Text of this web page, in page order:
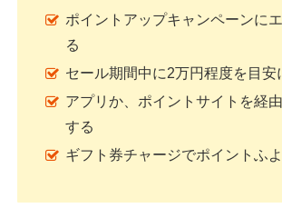
ポイントアップキャンペーンに
る
セール期間中に2万円程度を目安
アプリか、ポイントサイトを経
する
ギフト券チャージでポイントふ